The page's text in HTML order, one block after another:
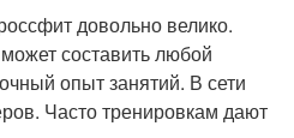
довольно велико.
составить любой
опыт занятий. В сети
Часто тренировкам дают